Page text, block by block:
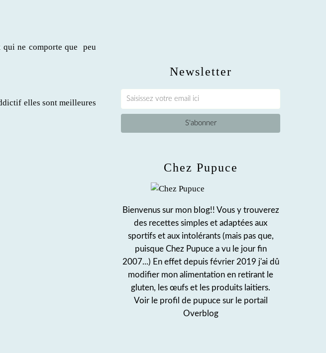
qui ne comporte que peu
elles sont meilleures
Newsletter
Chez Pupuce
Bienvenus sur mon blog!! Vous y trouverez
des recettes simples et adaptées aux
sportifs et aux intolérants (mais pas que,
puisque Chez Pupuce a vu le jour fin
2007...) En effet depuis février 2019 j'ai dû
modifier mon alimentation en retirant le
gluten, les œufs et les produits laitiers.
Voir le profil de pupucesur le portail
Overblog